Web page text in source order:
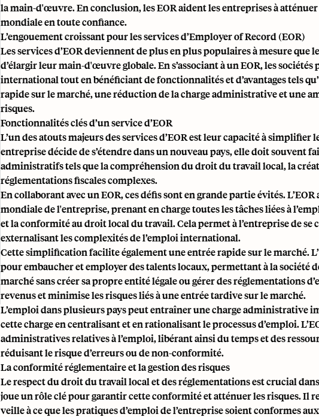
la main-d'œuvre. En conclusion, les EOR aident les entreprises à
mondiale en toute confiance.
L’engouement croissant pour les services d’Employer of Record (EOR)
Les services d’EOR deviennent de plus en plus populaires à mesure que
d’élargir leur main-d'œuvre globale. En s’associant à un EOR, les
international tout en bénéficiant de fonctionnalités et d’avantages tels
rapide sur le marché, une réduction de la charge administrative et une
risques.
Fonctionnalités clés d’un service d’EOR
L’un des atouts majeurs des services d’EOR est leur capacité à simplifier
entreprise décide de s’étendre dans un nouveau pays, elle doit souvent
administratifs tels que la compréhension du droit du travail local, la
réglementations fiscales complexes.
En collaborant avec un EOR, ces défis sont en grande partie évités.
mondiale de l'entreprise, prenant en charge toutes les tâches liées à
et la conformité au droit local du travail. Cela permet à l’entreprise de
externalisant les complexités de l’emploi international.
Cette simplification facilite également une entrée rapide sur le marché.
pour embaucher et employer des talents locaux, permettant à la société
marché sans créer sa propreentité légaleou gérer des réglementations
revenus et minimise les risques liés à une entrée tardive sur le marché.
L’emploi dans plusieurs pays peut entraîner une charge administrative
cette charge en centralisant et en rationalisant le processus d’emploi.
administratives relatives à l’emploi, libérant ainsi du temps et des
réduisant le risque d’erreurs ou de non-conformité.
La conformité réglementaire et la gestion des risques
Le respect du droit du travail local et des réglementations est crucial
joue un rôle clé pour garantir cette conformité et atténuer les risques. Il
veille à ce que les pratiques d’emploi de l’entreprise soient conformes